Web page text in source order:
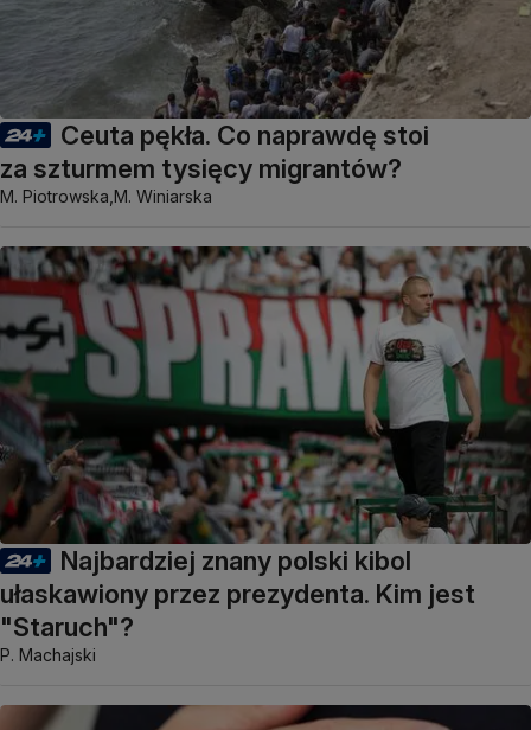
Ceuta pękła. Co naprawdę stoi
za szturmem tysięcy migrantów?
M. Piotrowska, M. Winiarska
Najbardziej znany polski kibol
ułaskawiony przez prezydenta. Kim jest
"Staruch"?
P. Machajski